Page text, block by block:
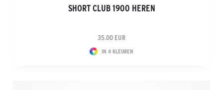
SHORT CLUB 1900 HEREN
35.00 EUR
IN 4 KLEUREN